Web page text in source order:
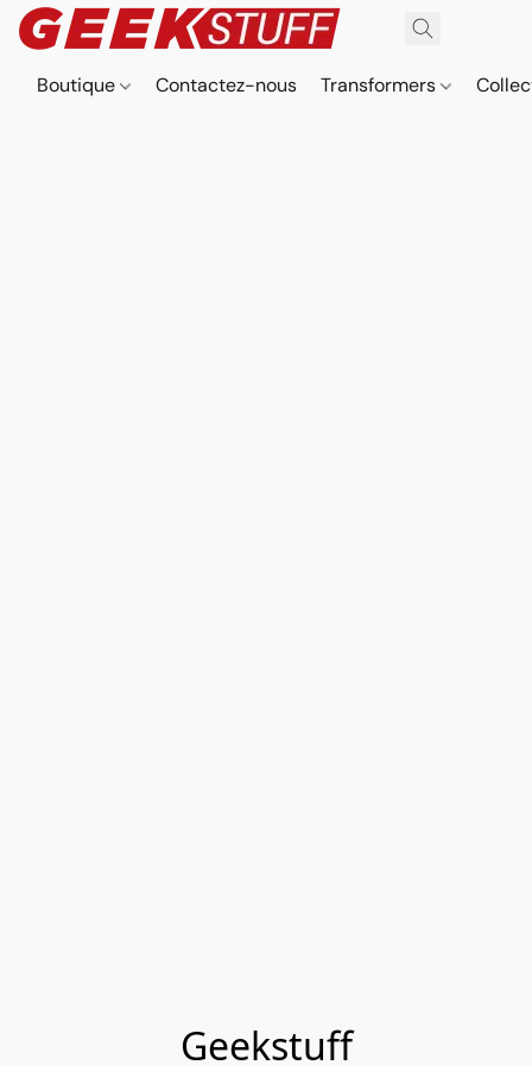
Boutique Contactez-nous Transformers
Geekstuff